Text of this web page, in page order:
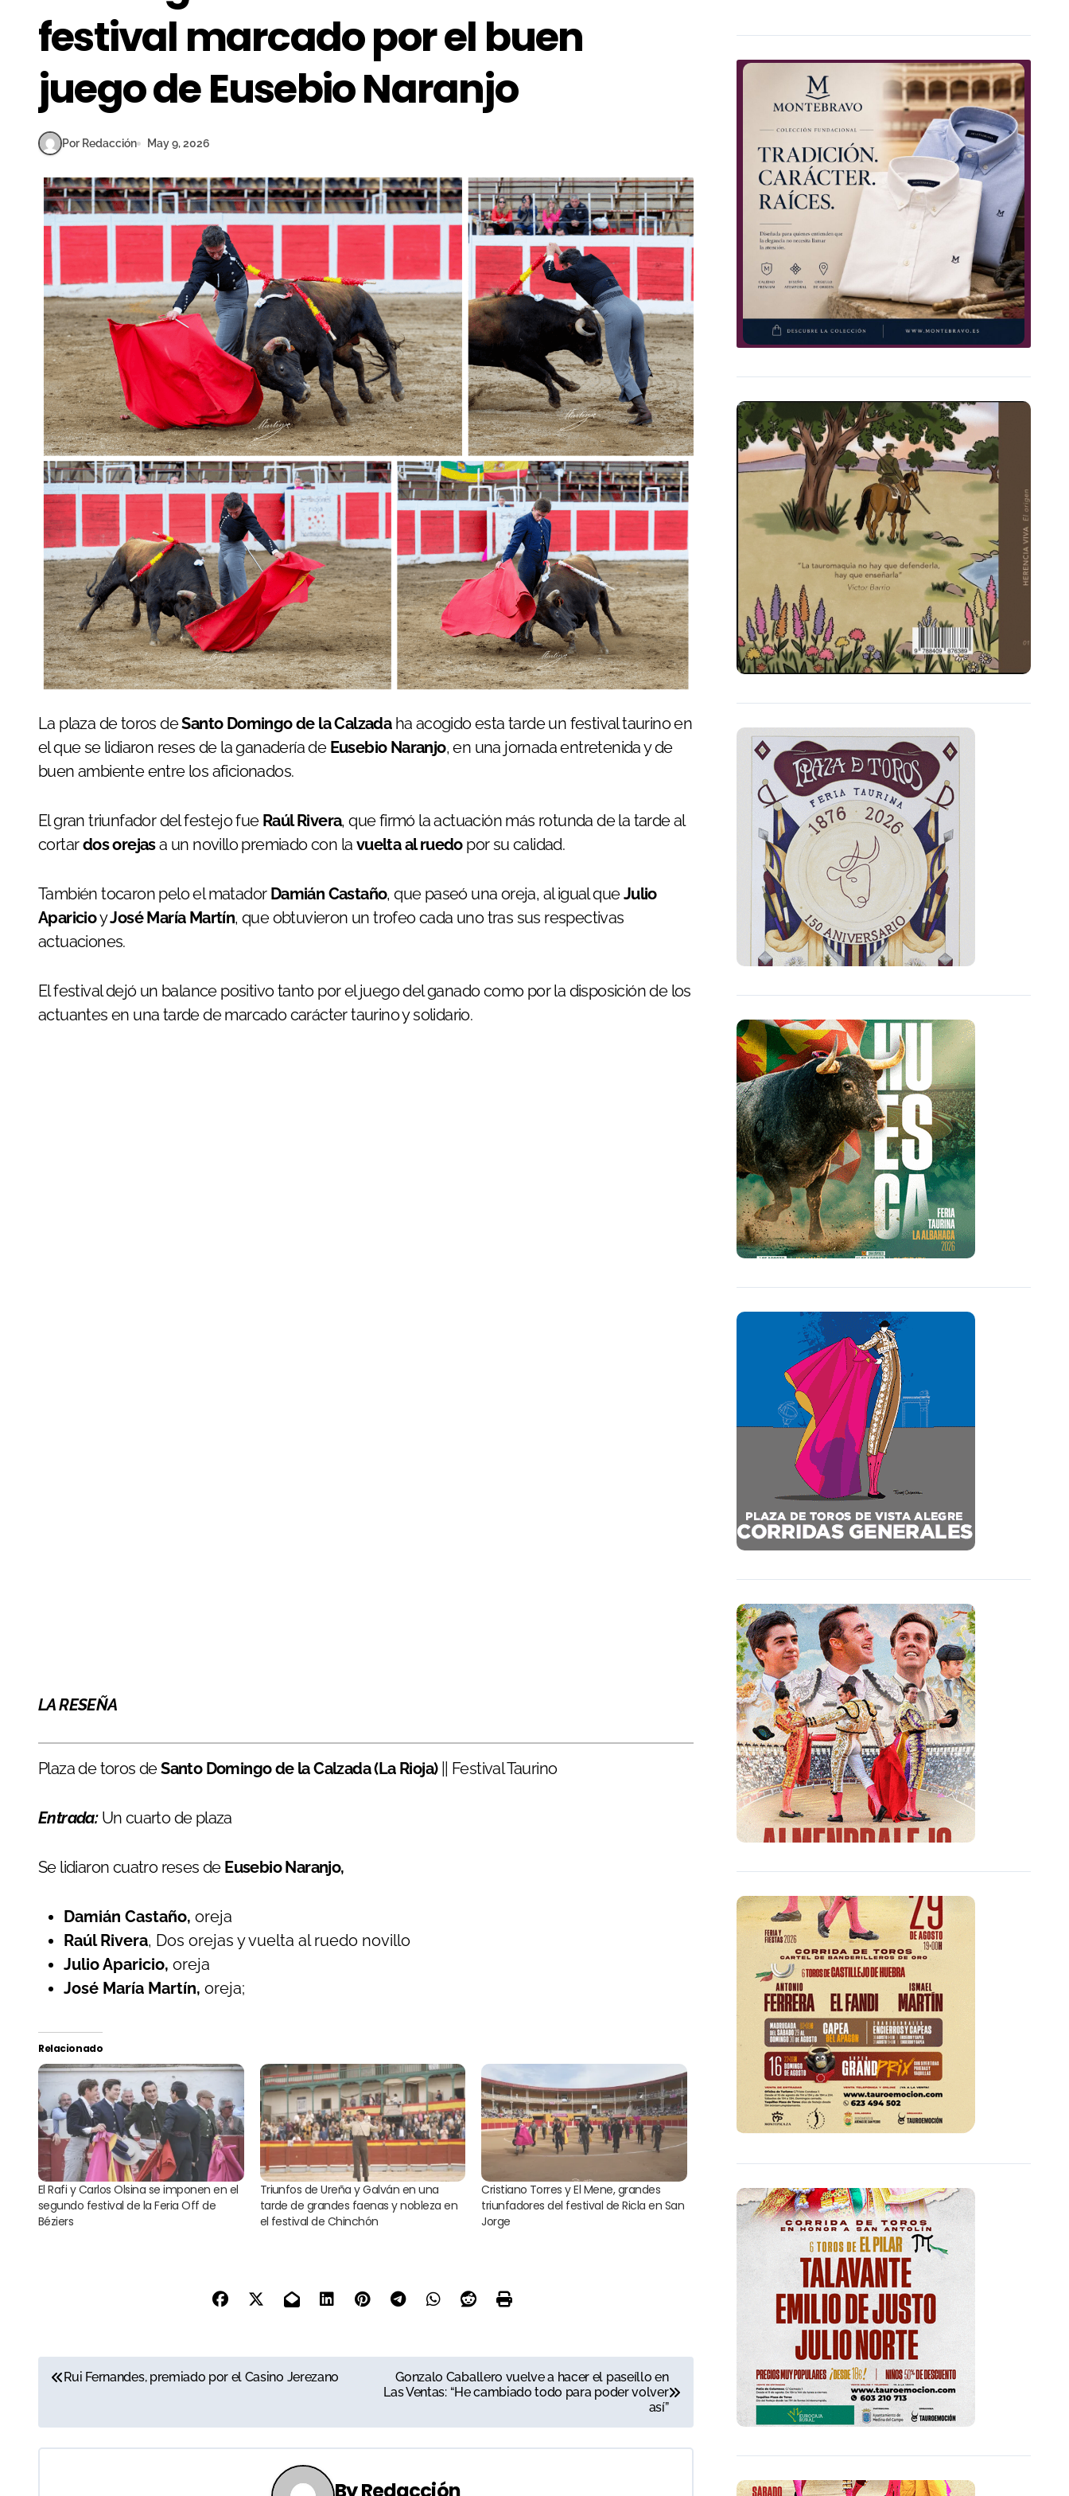
festival marcado por el buen
juego de Eusebio Naranjo
Por Redacción May 9, 2026
La plaza de toros deSanto Domingo de la Calzadaha acogido esta tarde un festival taurino en
el que se lidiaron reses de la ganadería de Eusebio Naranjo, en una jornada entretenida y de
buen ambiente entre los aficionados.
El gran triunfador del festejo fue Raúl Rivera, que firmó la actuación más rotunda de la tarde al
cortardos orejasa un novillo premiado con la vuelta al ruedopor su calidad.
También tocaron pelo el matador Damián Castaño, que paseó una oreja, al igual queJulio
AparicioyJosé María Martín, que obtuvieron un trofeo cada uno tras sus respectivas
actuaciones.
El festival dejó un balance positivo tanto por el juego del ganado como por la disposición de los
actuantes en una tarde de marcado carácter taurino y solidario.
LA RESEÑA
Plaza de toros deSanto Domingo de la Calzada (La Rioja) || Festival Taurino
Entrada: Un cuarto de plaza
Se lidiaron cuatro reses de Eusebio Naranjo,
Damián Castaño, oreja
Raúl Rivera, Dos orejas y vuelta al ruedo novillo
Julio Aparicio, oreja
José María Martín, oreja;
Relacionado
El Rafi y Carlos Olsina se imponen en el
segundo festival de la Feria Off de
Béziers
Triunfos de Ureña y Galván en una
tarde de grandes faenas y nobleza en
el festival de Chinchón
Cristiano Torres y El Mene, grandes
triunfadores del festival de Ricla en San
Jorge
N
v
Rui Fernandes, premiado por el Casino Jerezano
Gonzalo Caballero vuelve a hacer el paseíllo en
Las Ventas: “He cambiado todo para poder volver
así”